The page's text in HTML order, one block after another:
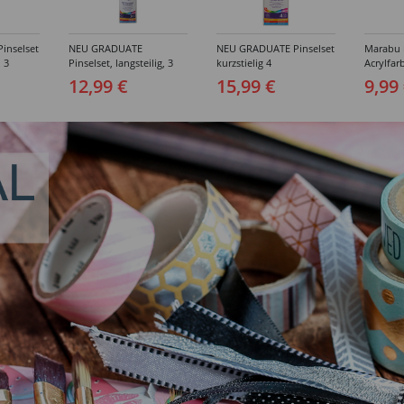
3
NEU GRADUATE
Pinselset, langsteilig, 3
12,99 €
NEU GRADUATE Pinselset
kurzstielig 4
15,99 €
Marabu
9,99